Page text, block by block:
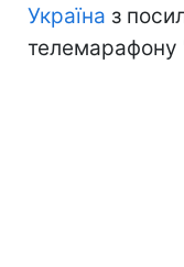
Україна з
телемарафону